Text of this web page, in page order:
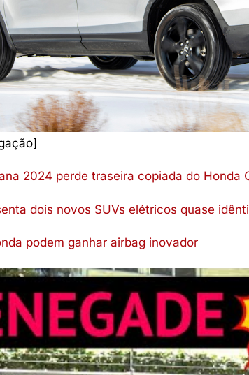
2024 perde traseira copiada do Honda
dois novos SUVs elétricos quase
podem ganhar airbag inovador